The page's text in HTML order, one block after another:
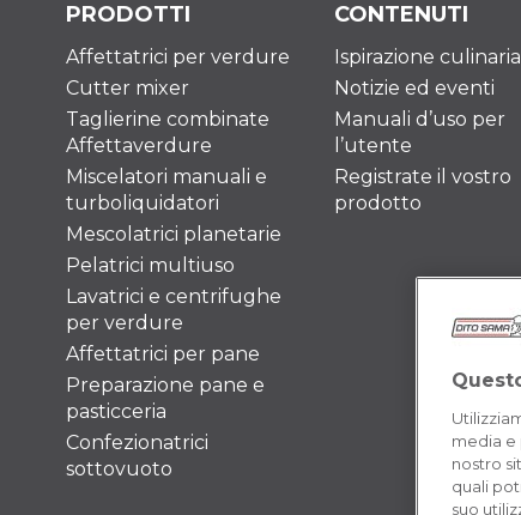
PRODOTTI
Affettatrici per verdure
Cutter mixer
Taglierine combinate
Affettaverdure
Miscelatori manuali e
turboliquidatori
Mescolatrici planetarie
Pelatrici multiuso
Lavatrici e centrifughe
per verdure
Affettatrici per pane
Preparazione pane e
pasticceria
Confezionatrici
sottovuoto
CONTENUTI
Ispirazione culinaria
Notizie ed eventi
Manuali d’uso per
l’utente
Registrate il vostro
prodotto
media e
nostro
quali
suo